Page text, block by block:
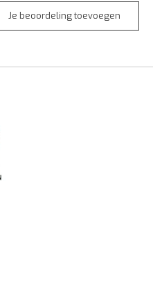
Je beoordeling toevoegen